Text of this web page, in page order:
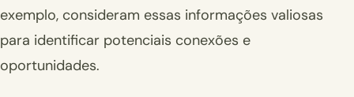
exemplo, consideram essas informações valiosas
para identificar potenciais conexões e
oportunidades.